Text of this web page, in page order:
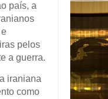
país, a
pelos
a guerra.
iraniana
como